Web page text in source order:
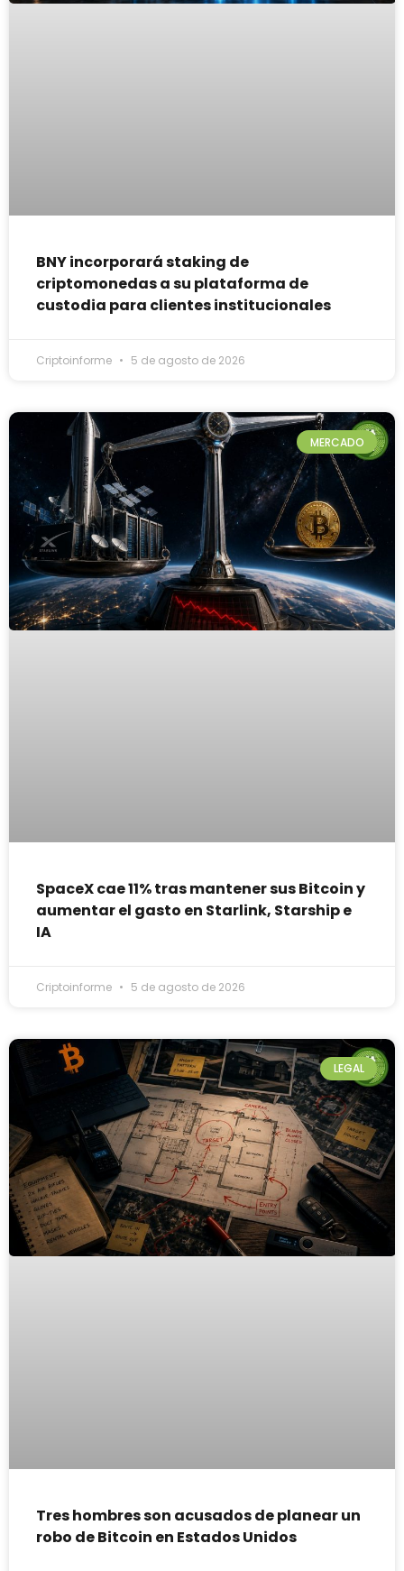
BNY incorporará staking de
criptomonedas a su plataforma de
custodia para clientes institucionales
Criptoinforme 5 de agosto de 2026
MERCADO
SpaceX cae 11% tras mantener sus Bitcoin y
aumentar el gasto en Starlink, Starship e
IA
Criptoinforme 5 de agosto de 2026
LEGAL
Tres hombres son acusados de planear un
robo de Bitcoin en Estados Unidos